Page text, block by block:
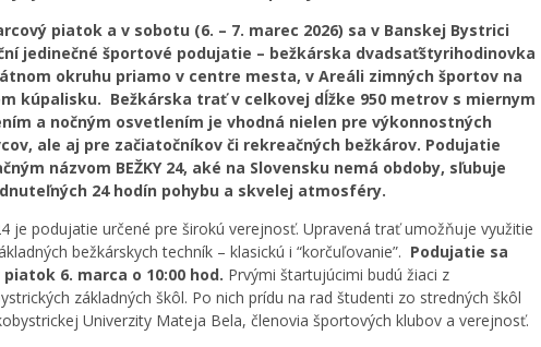
piatok a v sobotu (6. – 7. marec 2026) sa v Banskej Bystrici
jedinečné športové podujatie – bežkárska dvadsaťštyrihodinovka
okruhu priamo v centre mesta, v Areáli zimných športov na
kúpalisku. Bežkárska trať v celkovej dĺžke 950 metrov s miernym
a nočným osvetlením je vhodná nielen pre výkonnostných
ale aj pre začiatočníkov či rekreačných bežkárov. Podujatie
názvom BEŽKY 24, aké na Slovensku nemá obdoby, sľubuje
24 hodín pohybu a skvelej atmosféry.
je podujatie určené pre širokú verejnosť. Upravená trať umožňuje využitie
bežkárskych techník – klasickú i “korčuľovanie”. Podujatie sa
piatok 6. marca o 10:00 hod. Prvými štartujúcimi budú žiaci z
základných škôl. Po nich prídu na rad študenti zo stredných škôl
Univerzity Mateja Bela, členovia športových klubov a verejnosť.